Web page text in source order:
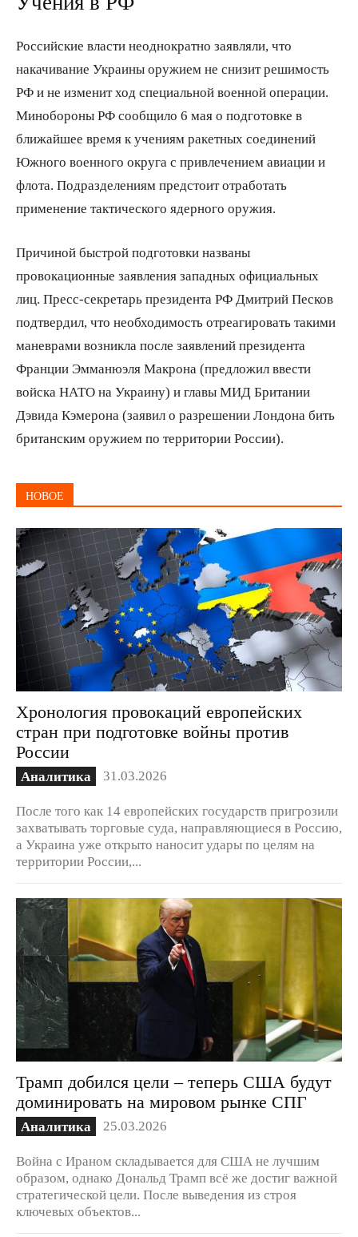
Российские власти неоднократно заявляли, что
накачивание Украины оружием не снизит решимость
РФ и не изменит ход специальной военной операции.
Минобороны РФ сообщило 6 мая о подготовке в
ближайшее время к учениям ракетных соединений
Южного военного округа с привлечением авиации и
флота. Подразделениям предстоит отработать
применение тактического ядерного оружия.
Причиной быстрой подготовки названы
провокационные заявления западных официальных
лиц. Пресс-секретарь президента РФ Дмитрий Песков
подтвердил, что необходимость отреагировать такими
маневрами возникла после заявлений президента
Франции Эмманюэля Макрона (предложил ввести
войска НАТО на Украину) и главы МИД Британии
Дэвида Кэмерона (заявил о разрешении Лондона бить
британским оружием по территории России).
НОВОЕ
Хронология провокаций европейских
стран при подготовке войны против
России
Аналитика 31.03.2026
После того как 14 европейских государств пригрозили
захватывать торговые суда, направляющиеся в Россию,
а Украина уже открыто наносит удары по целям на
территории России,...
Трамп добился цели – теперь США будут
доминировать на мировом рынке СПГ
Аналитика 25.03.2026
Война с Ираном складывается для США не лучшим
образом, однако Дональд Трамп всё же достиг важной
стратегической цели. После выведения из строя
ключевых объектов...